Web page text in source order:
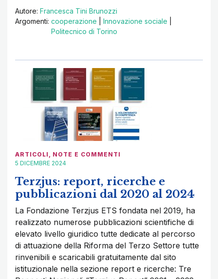
Autore: Francesca Tini Brunozzi
Argomenti: cooperazione Innovazione sociale
Politecnico di Torino
ARTICOLI , NOTE E COMMENTI
5 DICEMBRE 2024
Terzjus: report, ricerche e
pubblicazioni dal 2020 al 2024
La Fondazione Terzjus ETS fondata nel 2019, ha
realizzato numerose pubblicazioni scientifiche di
elevato livello giuridico tutte dedicate al percorso
di attuazione della Riforma del Terzo Settore tutte
rinvenibili e scaricabili gratuitamente dal sito
istituzionale nella sezione report e ricerche: Tre